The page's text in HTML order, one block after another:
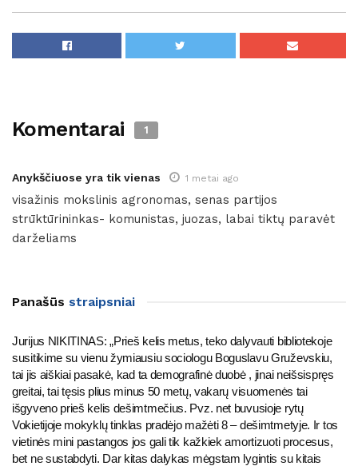
Komentarai 1
Anykščiuose yra tik vienas 1 metai ago
visažinis mokslinis agronomas, senas partijos
strūktūrininkas- komunistas, juozas, labai tiktų paravėt
darželiams
Panašūs straipsniai
Jurijus NIKITINAS: „Prieš kelis metus, teko dalyvauti bibliotekoje
susitikime su vienu žymiausiu sociologu Boguslavu Gruževskiu,
tai jis aiškiai pasakė, kad ta demografinė duobė , jinai neišsispręs
greitai, tai tęsis plius minus 50 metų, vakarų visuomenės tai
išgyveno prieš kelis dešimtmečius. Pvz. net buvusioje rytų
Vokietijoje mokyklų tinklas pradėjo mažėti 8 – dešimtmetyje. Ir tos
vietinės mini pastangos jos gali tik kažkiek amortizuoti procesus,
bet ne sustabdyti. Dar kitas dalykas mėgstam lygintis su kitais